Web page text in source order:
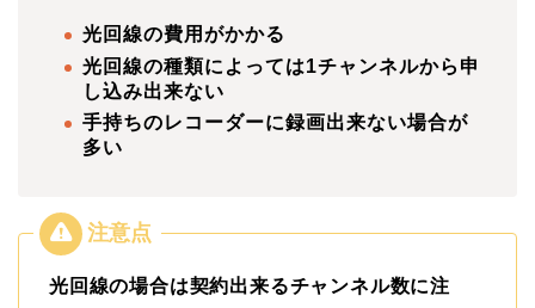
光回線の費用がかかる
光回線の種類によっては1チャンネルから申
し込み出来ない
手持ちのレコーダーに録画出来ない場合が
多い
光回線の場合は契約出来るチャンネル数に注